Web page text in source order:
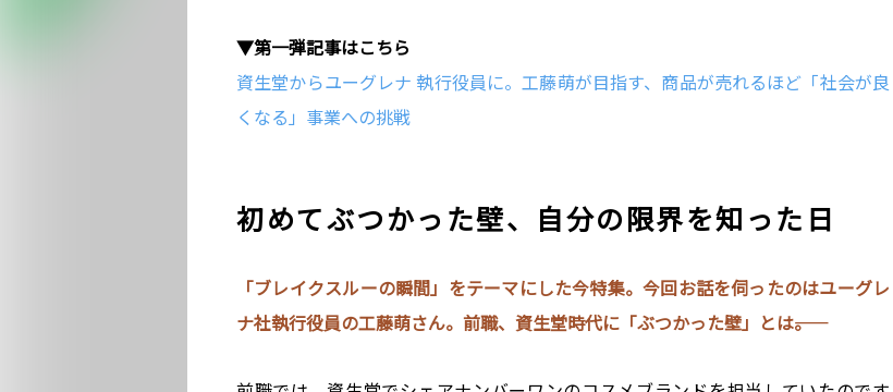
▼第一弾記事はこちら
資生堂からユーグレナ 執行役員に。工藤萌が目指す、商品が売れるほど「社会が良
くなる」事業への挑戦
初めてぶつかった壁、自分の限界を知った日
「ブレイクスルーの瞬間」をテーマにした今特集。今回お話を伺ったのはユーグレ
ナ社執行役員の工藤萌さん。前職、資生堂時代に「ぶつかった壁」とは――。